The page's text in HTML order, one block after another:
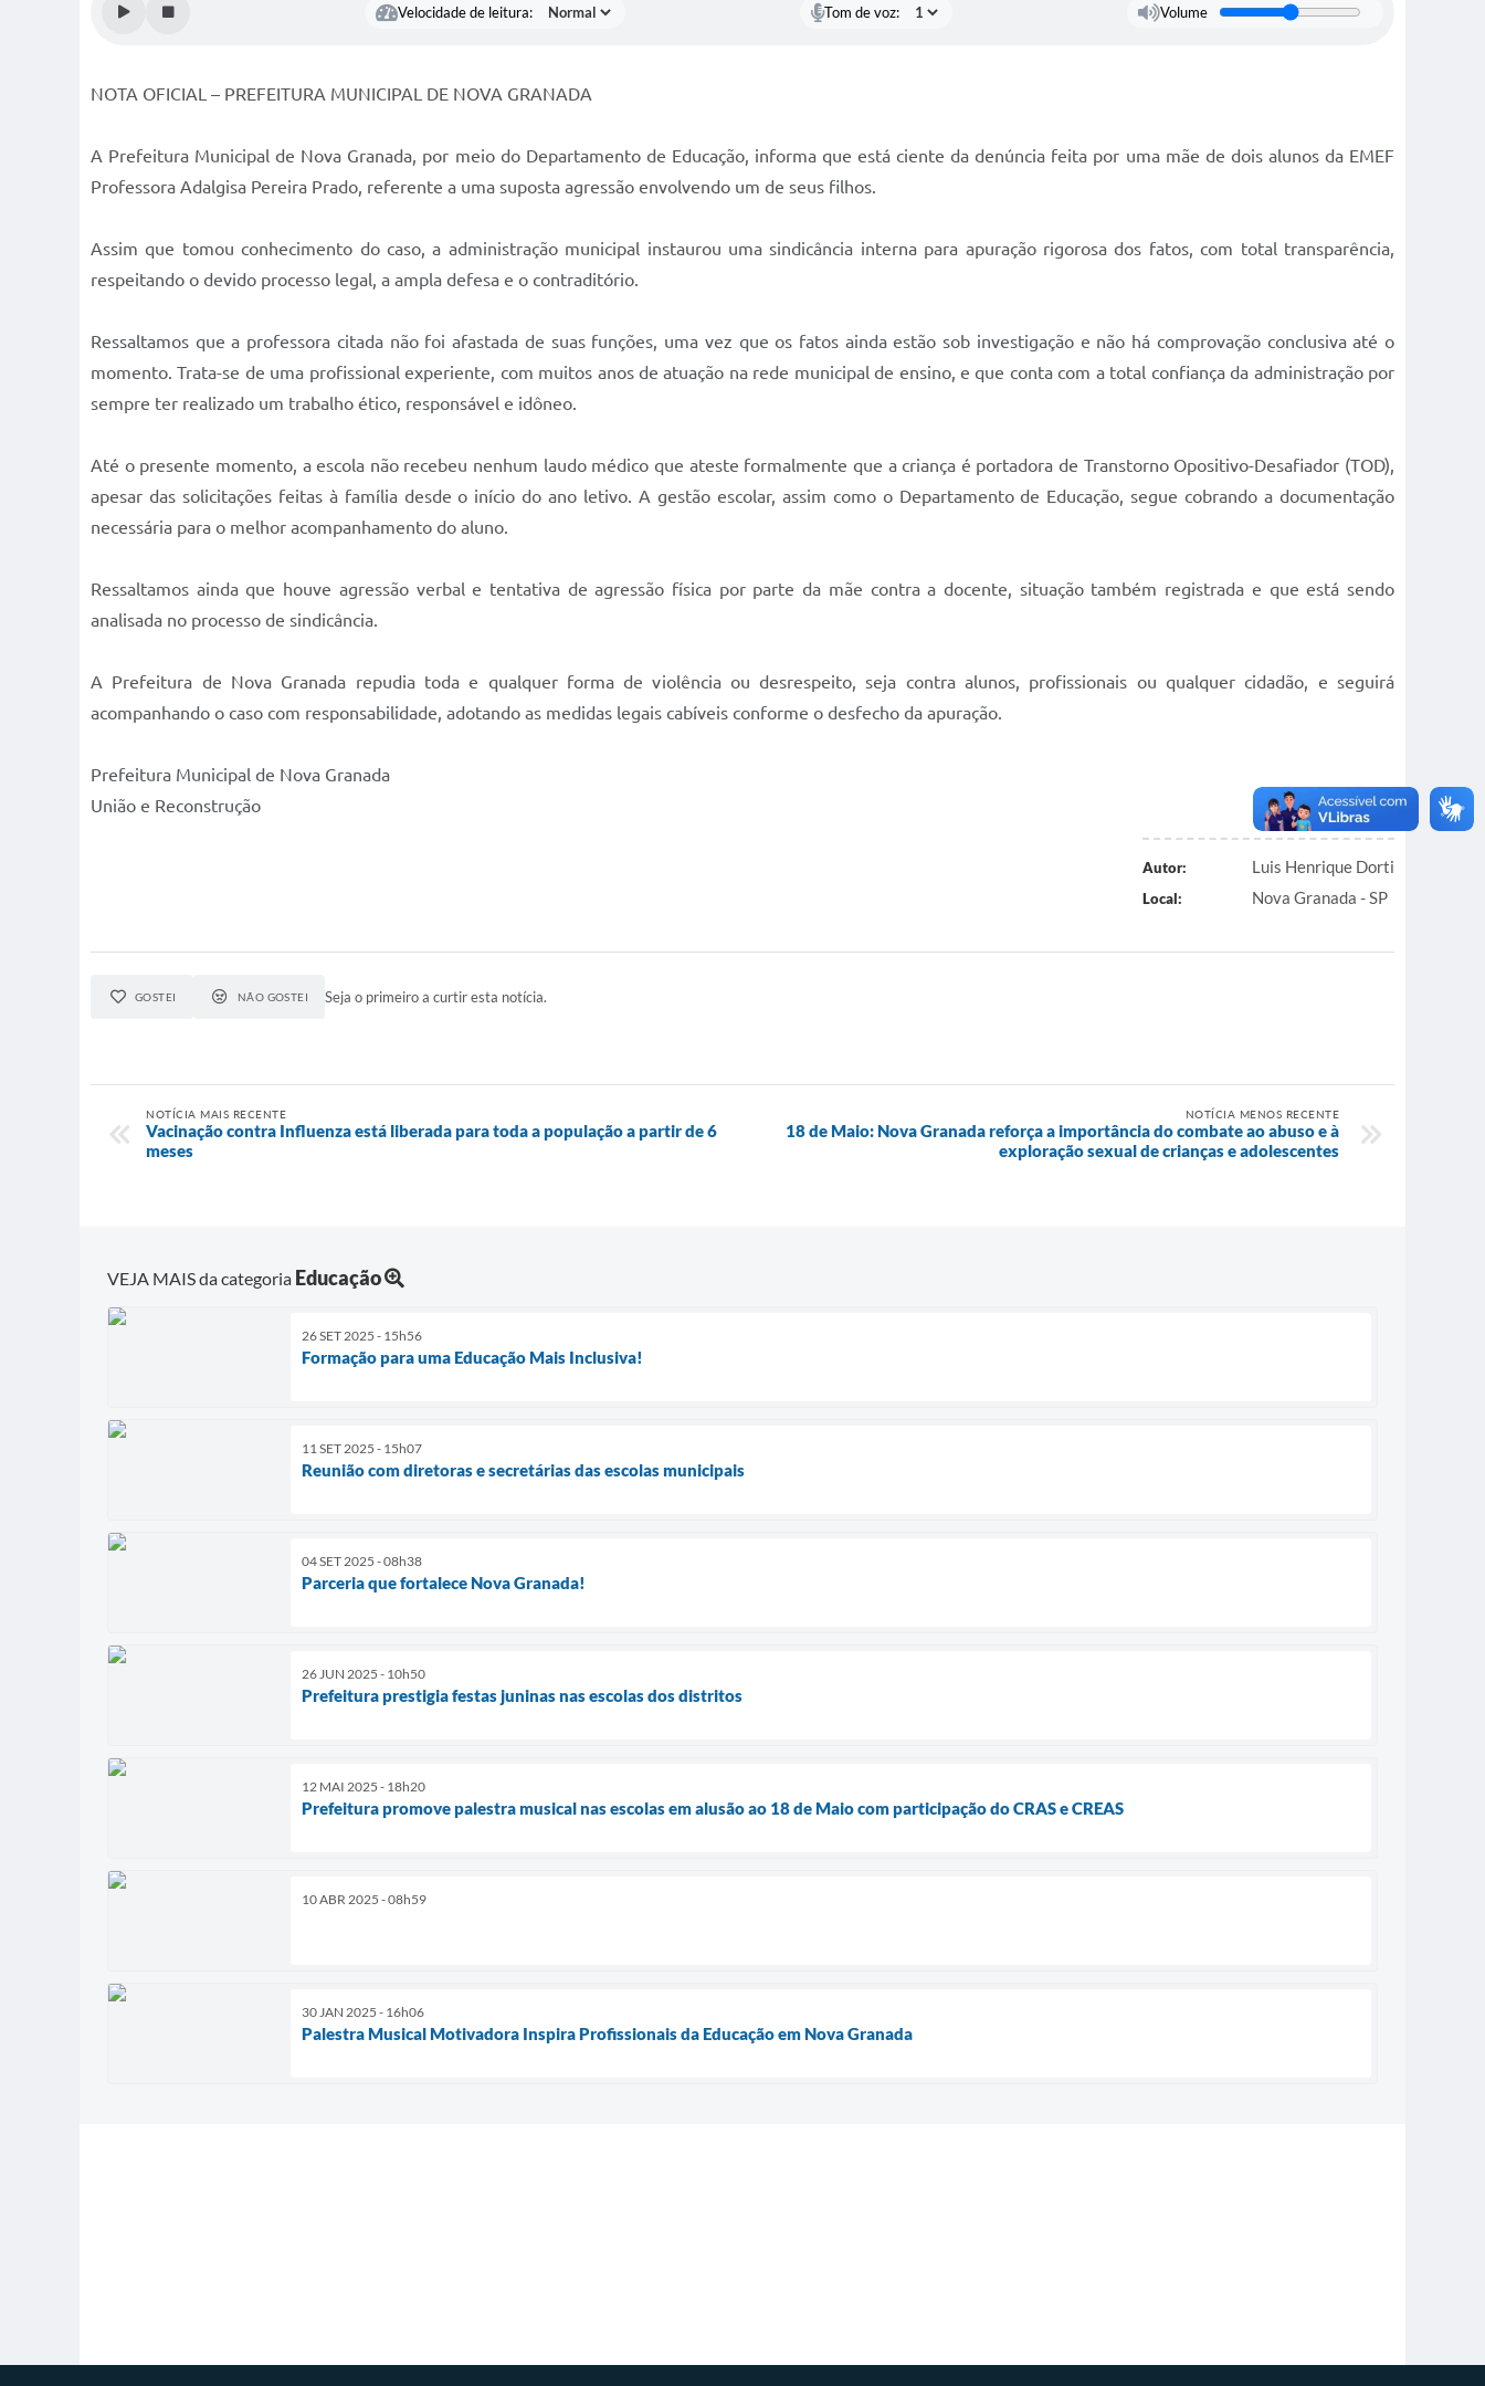
Velocidade de leitura: Tom de voz: Volume
NOTA OFICIAL – PREFEITURA MUNICIPAL DE NOVA GRANADA
A Prefeitura Municipal de Nova Granada, por meio do Departamento de Educação, informa que está ciente da denúncia feita por uma mãe de dois alunos da EMEF
Professora Adalgisa Pereira Prado, referente a uma suposta agressão envolvendo um de seus filhos.
Assim que tomou conhecimento do caso, a administração municipal instaurou uma sindicância interna para apuração rigorosa dos fatos, com total transparência,
respeitando o devido processo legal, a ampla defesa e o contraditório.
Ressaltamos que a professora citada não foi afastada de suas funções, uma vez que os fatos ainda estão sob investigação e não há comprovação conclusiva até o
momento. Trata-se de uma profissional experiente, com muitos anos de atuação na rede municipal de ensino, e que conta com a total confiança da administração por
sempre ter realizado um trabalho ético, responsável e idôneo.
Até o presente momento, a escola não recebeu nenhum laudo médico que ateste formalmente que a criança é portadora de Transtorno Opositivo-Desafiador (TOD),
apesar das solicitações feitas à família desde o início do ano letivo. A gestão escolar, assim como o Departamento de Educação, segue cobrando a documentação
necessária para o melhor acompanhamento do aluno.
Ressaltamos ainda que houve agressão verbal e tentativa de agressão física por parte da mãe contra a docente, situação também registrada e que está sendo
analisada no processo de sindicância.
A Prefeitura de Nova Granada repudia toda e qualquer forma de violência ou desrespeito, seja contra alunos, profissionais ou qualquer cidadão, e seguirá
acompanhando o caso com responsabilidade, adotando as medidas legais cabíveis conforme o desfecho da apuração.
Prefeitura Municipal de Nova Granada
União e Reconstrução
Autor: Luis Henrique Dorti
Local: Nova Granada - SP
GOSTEI NÃO GOSTEI Seja o primeiro a curtir esta notícia.
NOTÍCIA MAIS RECENTE
Vacinação contra Influenza está liberada para toda a população a partir de 6
meses
NOTÍCIA MENOS RECENTE
18 de Maio: Nova Granada reforça a importância do combate ao abuso e à
exploração sexual de crianças e adolescentes
VEJA MAIS da categoria Educação
26 SET 2025 - 15h56
Formação para uma Educação Mais Inclusiva!
11 SET 2025 - 15h07
Reunião com diretoras e secretárias das escolas municipais
04 SET 2025 - 08h38
Parceria que fortalece Nova Granada!
26 JUN 2025 - 10h50
Prefeitura prestigia festas juninas nas escolas dos distritos
12 MAI 2025 - 18h20
Prefeitura promove palestra musical nas escolas em alusão ao 18 de Maio com participação do CRAS e CREAS
10 ABR 2025 - 08h59
30 JAN 2025 - 16h06
Palestra Musical Motivadora Inspira Profissionais da Educação em Nova Granada